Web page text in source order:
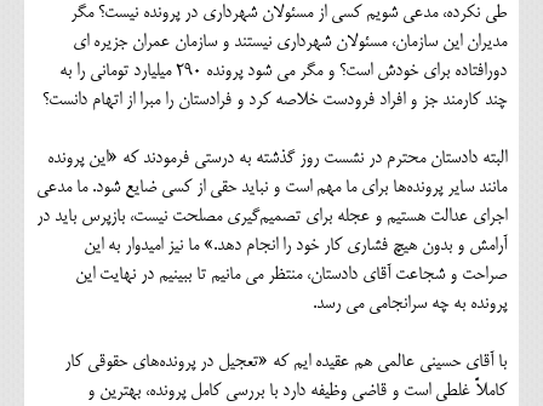
طی نکرده، مدعی شویم کسی از مسئولان شهرداری در پرونده نیست؟ مگر
مدیران این سازمان، مسئولان شهرداری نیستند و سازمان عمران جزیره ای
دورافتاده برای خودش است؟ و مگر می شود پرونده 290 میلیارد تومانی را به
چند کارمند جز و افراد فرودست خلاصه کرد و فرادستان را مبرا از اتهام دانست؟
البته دادستان محترم در نشست روز گذشته به درستی فرمودند که «این پرونده
مانند سایر پرونده‌ها برای ما مهم است و نباید حقی از کسی ضایع شود. ما مدعی
اجرای عدالت هستیم و عجله برای تصمیم‌گیری مصلحت نیست، بازپرس باید در
آرامش و بدون هیچ فشاری کار خود را انجام دهد.» ما نیز امیدوار به این
صراحت و شجاعت آقای دادستان، منتظر می مانیم تا ببینیم در نهایت این
پرونده به چه سرانجامی می رسد.
با آقای حسینی عالمی هم عقیده ایم که «تعجیل در پرونده‌های حقوقی کار
کاملاً غلطی است و قاضی وظیفه دارد با بررسی کامل پرونده، بهترین و